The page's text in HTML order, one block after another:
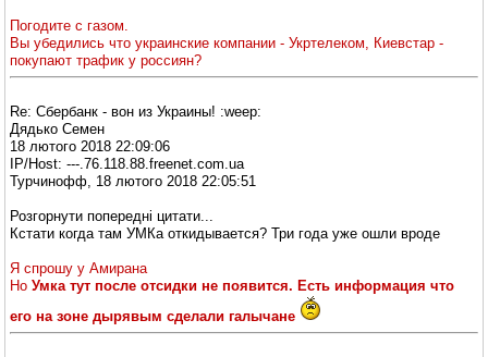
Погодите с газом.
Вы убедились что украинские компании - Укртелеком, Киевстар -
покупают трафик у россиян?
Re: Сбербанк - вон из Украины! :weep:
Дядько Семен
18 лютого 2018 22:09:06
IP/Host: ---.76.118.88.freenet.com.ua
Турчинофф, 18 лютого 2018 22:05:51
Розгорнути попередні цитати...
Кстати когда там УМКа откидывается? Три года уже ошли вроде
Я спрошу у Амирана
Но Умка тут после отсидки не появится. Есть информация что
его на зоне дырявым сделали галычане